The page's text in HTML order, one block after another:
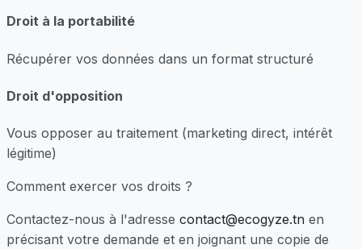
Droit à la portabilité
Récupérer vos données dans un format structuré
Droit d'opposition
Vous opposer au traitement (marketing direct, intérêt
légitime)
Comment exercer vos droits ?
Contactez-nous à l'adresse contact@ecogyze.tn en
précisant votre demande et en joignant une copie de